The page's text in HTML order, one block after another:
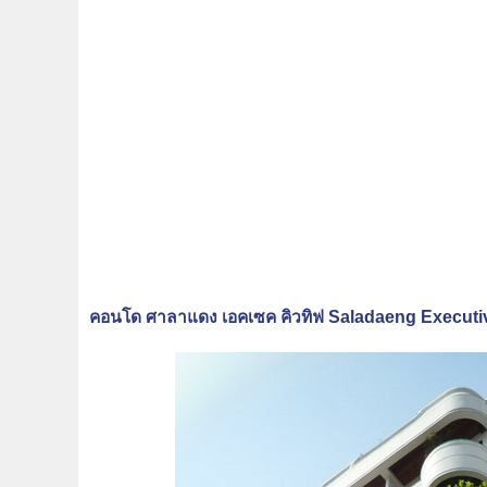
คอนโด ศาลาแดง เอคเซค คิวทิฟ Saladaeng